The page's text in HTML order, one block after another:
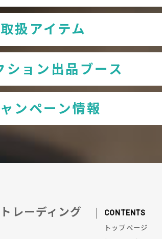
取扱アイテム
ション出品ブース
ンペーン情報
レーディング CONTENTS
トップページ